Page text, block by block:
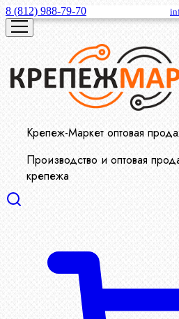
8 (812) 988-79-70
Крепеж-Маркет оптовая
Производство и оптовая
крепежа